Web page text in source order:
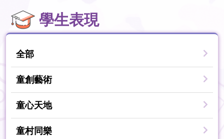
學生表現
全部
童創藝術
童心天地
童村同樂